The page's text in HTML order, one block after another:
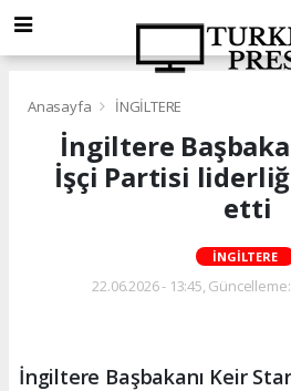
Anasayfa İNGİLTERE
İngiltere
İşçi Partisi
etti
İNGİLTERE
22.06.2026 - 13:45,
İngiltere Başbakanı Keir